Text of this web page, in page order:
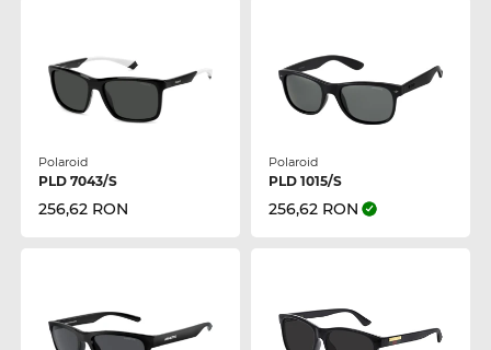
Polaroid
PLD 7043/S
256,62 RON
Polaroid
PLD 1015/S
256,62 RON